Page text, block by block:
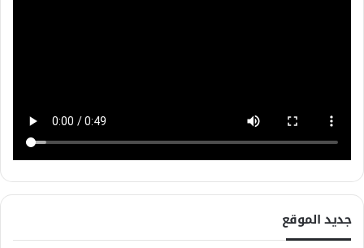
جديد الموقع